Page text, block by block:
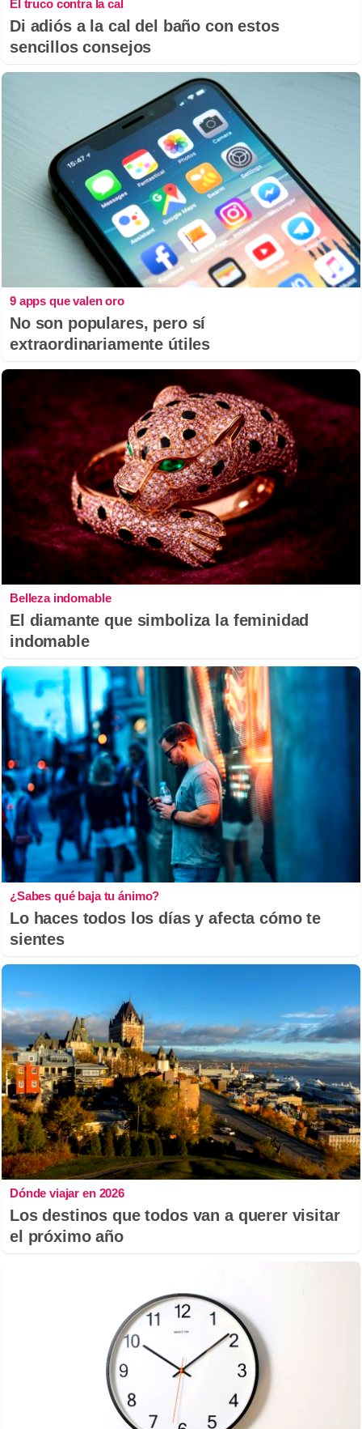
El truco contra la cal
Di adiós a la cal del baño con estos
sencillos consejos
9 apps que valen oro
No son populares, pero sí
extraordinariamente útiles
Belleza indomable
El diamante que simboliza la feminidad
indomable
¿Sabes qué baja tu ánimo?
Lo haces todos los días y afecta cómo te
sientes
Dónde viajar en 2026
Los destinos que todos van a querer visitar
el próximo año